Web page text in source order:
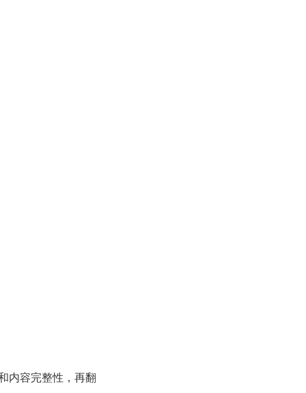
内容完整性，再翻